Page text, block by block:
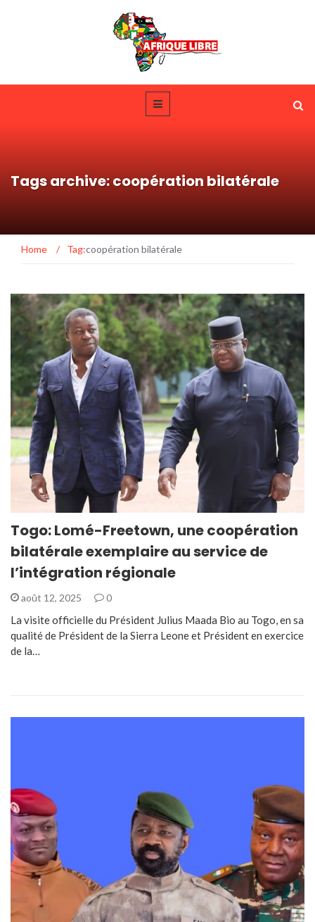
Tags archive: coopération bilatérale
Home / Tag:coopération bilatérale
Togo: Lomé-Freetown, une coopération
bilatérale exemplaire au service de
l’intégration régionale
août 12, 2025 0
La visite officielle du Président Julius Maada Bio au Togo, en sa
qualité de Président de la Sierra Leone et Président en exercice
de la…